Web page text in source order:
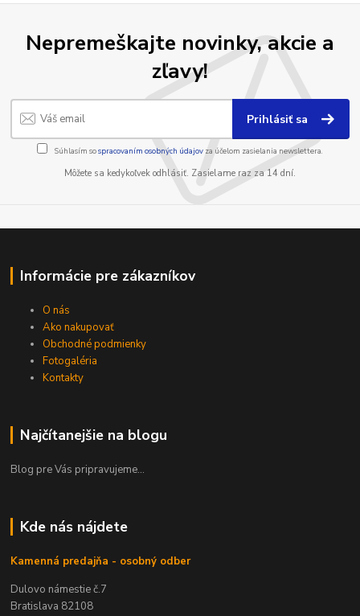
Nepremeškajte novinky, akcie a
zľavy!
Prihlásiť sa
Súhlasím sospracovaním osobných údajov za účelom zasielania newslettera.
Môžete sa kedykoľvek odhlásiť. Zasielame raz za 14 dní.
Informácie pre zákazníkov
O nás
Ako nakupovať
Obchodné podmienky
Fotogaléria
Kontakty
Najčítanejšie na blogu
Blog pre Vás pripravujeme...
Kde nás nájdete
Kamenná predajňa - osobný odber
Dulovo námestie č.7
Bratislava 82108